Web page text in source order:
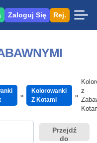
Zaloguj Się Rej.
Kolorowanki
Z Kotami
z
Przejdź
do